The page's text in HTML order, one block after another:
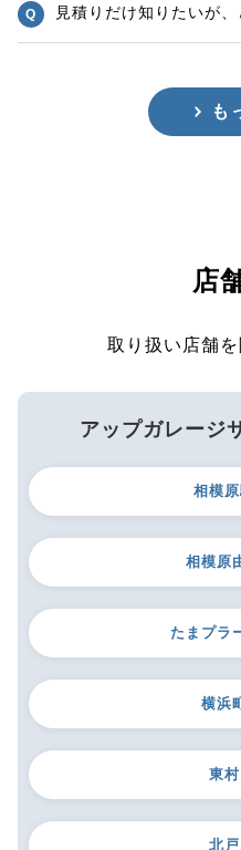
見積りだけ知りたいが
も
店
取り扱い店舗を
アップガレージ
相模
相模原
たまプラ
横浜
東
北